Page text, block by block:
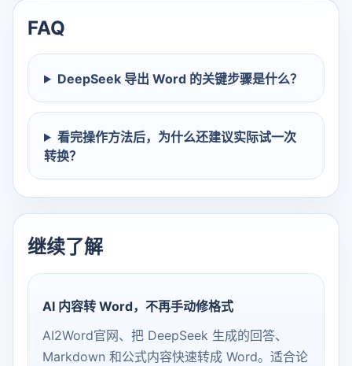
FAQ
DeepSeek 导出 Word 的关键步骤是什么？
看完操作方法后，为什么还建议实际试一次
转换？
继续了解
AI 内容转 Word，不再手动修格式
AI2Word官网、把 DeepSeek 生成的回答、
Markdown 和公式内容快速转成 Word。适合论